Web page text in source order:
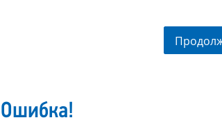
Ошибка!